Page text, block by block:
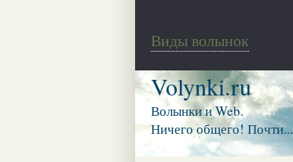
Виды волынок
Volynki.ru
Волынки и Web.
Ничего общего! Почти...